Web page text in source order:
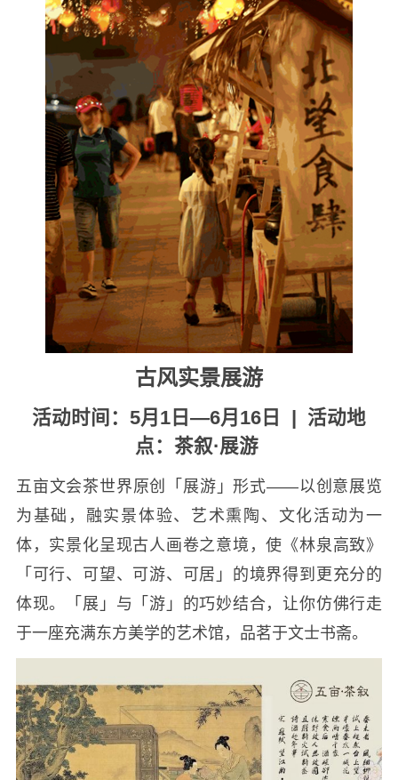
古风实景展游
活动时间：5月1日—6月16日 | 活动地
点：茶叙·展游
五亩文会茶世界原创「展游」形式——以创意展览
为基础，融实景体验、艺术熏陶、文化活动为一
体，实景化呈现古人画卷之意境，使《林泉高致》
「可行、可望、可游、可居」的境界得到更充分的
体现。「展」与「游」的巧妙结合，让你仿佛行走
于一座充满东方美学的艺术馆，品茗于文士书斋。